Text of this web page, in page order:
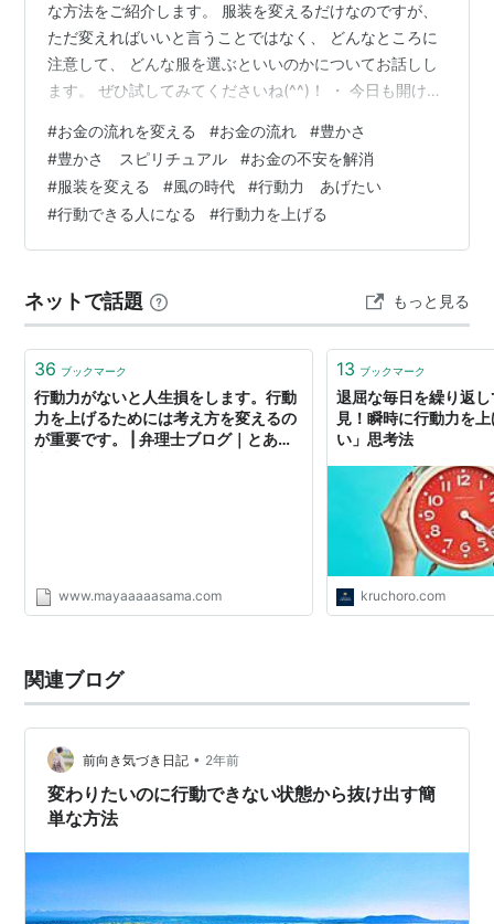
な方法をご紹介します。 服装を変えるだけなのですが、
ただ変えればいいと言うことではなく、 どんなところに
注意して、 どんな服を選ぶといいのかについてお話しし
ます。 ぜひ試してみてくださいね(^^)！ ・ 今日も開け放
桜色だった木々が、 今は瑞々しい葉っぱが茂り、 太陽の
日差しの中で 植物たちが歌う喜びの歌が聞こえてくるよ
うです。 さて、みなさまは スカートの長さが景気を表し
ている、 というお話を、聞いたことがありますか？ 日本
で初めてミニスカートが流行ったのは、 高度経済成長期
#お金の流れを変える #お金の流れ #豊かさ
#豊かさ スピリチュアル #お金の不安を解消
#服装を変える #風の時代 #行動力 あげたい
#行動できる人になる #行動力を上げる
ネットで話題 もっと見る
36 ブックマーク
行動力がないと人生損をします。行動
力を上げるためには考え方を変えるの
が重要です。 | 弁理士ブログ｜とある
www.mayaaaaasama.com
13 ブックマーク
退屈な毎日を繰り返
見！瞬時に行動力を
い」思考法
kruchoro.com
関連ブログ
前向き気づき日記 • 2年前
変わりたいのに行動できない状態から抜け出す簡
単な方法